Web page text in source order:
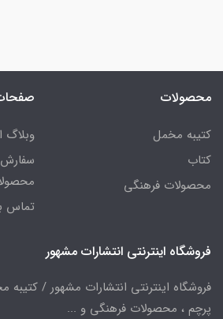
محصولات
کتیبه مخمل
کتاب
محصولات فرهنگی
وبلاگ
تماس
فروشگاه اینترنتی انتشارات مشهور
فروشگاه اینترنتی انتشارات مشهور / کتیبه
پرچم ، محصولات فرهنگی و ...